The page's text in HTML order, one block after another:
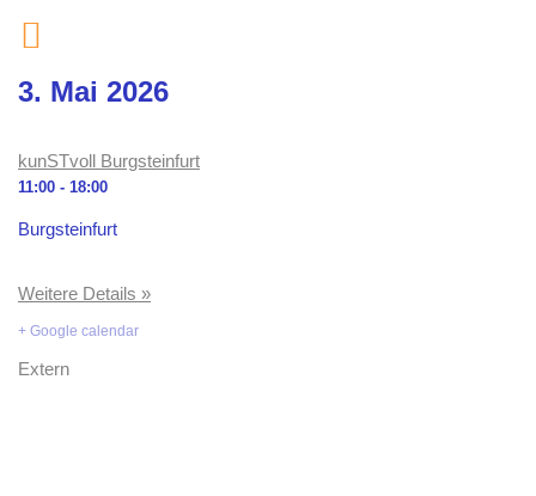
Inhalt
3. Mai 2026
kunSTvoll Burgsteinfurt
11:00 - 18:00
Burgsteinfurt
Weitere Details »
+ Google calendar
Extern